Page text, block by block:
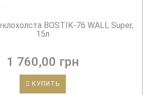
BOSTIK-76 WALL Super,
15л
1 760,00 грн
КУПИТЬ